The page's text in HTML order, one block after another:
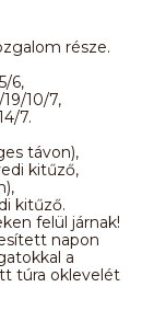
része.
6,
10/7,
7.
távon),
kitűző,
kitűző.
felül járnak!
napon
a
túra oklevelét